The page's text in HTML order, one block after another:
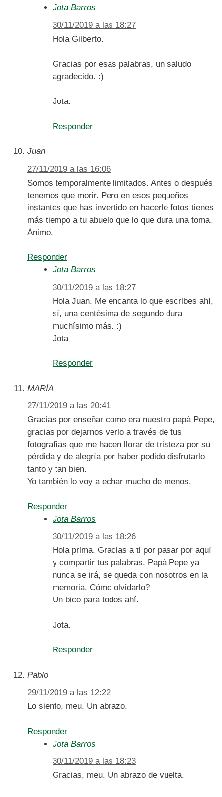
Jota Barros
30/11/2019 a las 18:27
Hola Gilberto.
Gracias por esas palabras, un saludo
agradecido. :)
Jota.
Responder
Juan
27/11/2019 a las 16:06
Somos temporalmente limitados. Antes o después
tenemos que morir. Pero en esos pequeños
instantes que has invertido en hacerle fotos tienes
más tiempo a tu abuelo que lo que dura una toma.
Ánimo.
Responder
Jota Barros
30/11/2019 a las 18:27
Hola Juan. Me encanta lo que escribes ahí,
sí, una centésima de segundo dura
muchísimo más. :)
Jota
Responder
MARÍA
27/11/2019 a las 20:41
Gracias por enseñar como era nuestro papá Pepe,
gracias por dejarnos verlo a través de tus
fotografías que me hacen llorar de tristeza por su
pérdida y de alegría por haber podido disfrutarlo
tanto y tan bien.
Yo también lo voy a echar mucho de menos.
Responder
Jota Barros
30/11/2019 a las 18:26
Hola prima. Gracias a ti por pasar por aquí
y compartir tus palabras. Papá Pepe ya
nunca se irá, se queda con nosotros en la
memoria. Cómo olvidarlo?
Un bico para todos ahí.
Jota.
Responder
Pablo
29/11/2019 a las 12:22
Lo siento, meu. Un abrazo.
Responder
Jota Barros
30/11/2019 a las 18:23
Gracias, meu. Un abrazo de vuelta.